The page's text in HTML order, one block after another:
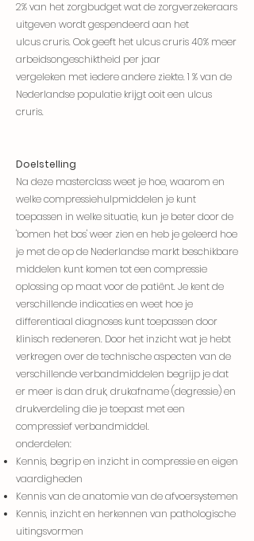
2% van het zorgbudget wat de zorgverzekeraars
uitgeven wordt gespendeerd aan het
ulcus cruris. Ook geeft het ulcus cruris 40% meer
arbeidsongeschiktheid per jaar
vergeleken met iedere andere ziekte. 1 % van de
Nederlandse populatie krijgt ooit een ulcus
cruris.
Doelstelling
Na deze masterclass weet je hoe, waarom en
welke compressiehulpmiddelen je kunt
toepassen in welke situatie, kun je beter door de
'bomen het bos' weer zien en heb je geleerd hoe
je met de op de Nederlandse markt beschikbare
middelen kunt komen tot een compressie
oplossing op maat voor de patiënt. Je kent de
verschillende indicaties en weet hoe je
differentiaal diagnoses kunt toepassen door
klinisch redeneren. Door het inzicht wat je hebt
verkregen over de technische aspecten van de
verschillende verbandmiddelen begrijp je dat
er meer is dan druk, drukafname (degressie) en
drukverdeling die je toepast met een
compressief verbandmiddel.
onderdelen:
Kennis, begrip en inzicht in compressie en eigen
vaardigheden
Kennis van de anatomie van de afvoersystemen
Kennis, inzicht en herkennen van pathologische
uitingsvormen